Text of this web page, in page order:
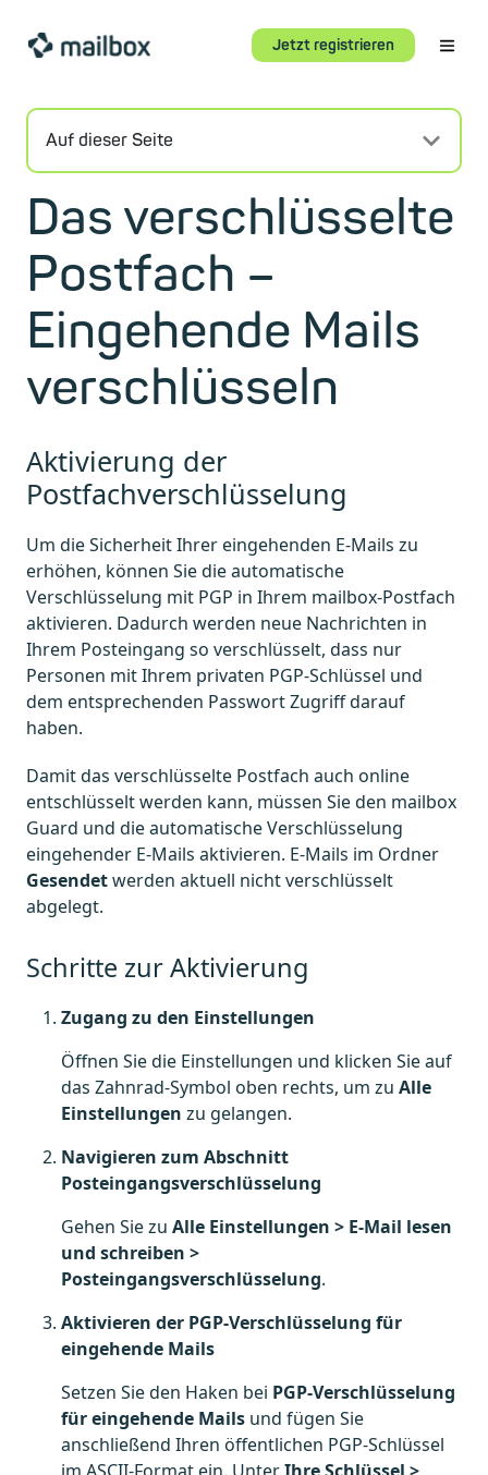
Jetzt registrieren
Auf dieser Seite
Das verschlüsselte
Postfach –
Eingehende Mails
verschlüsseln
Aktivierung der
Postfachverschlüsselung
Um die Sicherheit Ihrer eingehenden E-Mails zu
erhöhen, können Sie die automatische
Verschlüsselung mit PGP in Ihrem mailbox-Postfach
aktivieren. Dadurch werden neue Nachrichten in
Ihrem Posteingang so verschlüsselt, dass nur
Personen mit Ihrem privaten PGP-Schlüssel und
dem entsprechenden Passwort Zugriff darauf
haben.
Damit das verschlüsselte Postfach auch online
entschlüsselt werden kann, müssen Sie den mailbox
Guard und die automatische Verschlüsselung
eingehender E-Mails aktivieren. E-Mails im Ordner
Gesendetwerden aktuell nicht verschlüsselt
abgelegt.
Schritte zur Aktivierung
Zugang zu den Einstellungen
Öffnen Sie die Einstellungen und klicken Sie auf
das Zahnrad-Symbol oben rechts, um zu Alle
Einstellungen zu gelangen.
Navigieren zum Abschnitt
Posteingangsverschlüsselung
Gehen Sie zu Alle Einstellungen > E-Mail lesen
und schreiben >
Posteingangsverschlüsselung.
Aktivieren der PGP-Verschlüsselung für
eingehende Mails
Setzen Sie den Haken bei PGP-Verschlüsselung
für eingehende Mails und fügen Sie
anschließend Ihren öffentlichen PGP-Schlüssel